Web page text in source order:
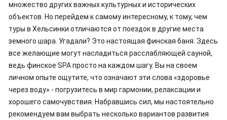
множество других важных культурных и исторических
объектов. Но перейдем к самому интересному, к тому, чем
туры в Хельсинки отличаются от поездок в другие места
земного шара. Угадали? Это настоящая финская баня. Здесь
все желающие могут насладиться расслабляющей сауной,
ведь финское SPA просто на каждом шагу. Вы на своем
личном опыте ощутите, что означают эти слова «здоровье
через воду» - погрузитесь в мир гармонии, релаксации и
хорошего самочувствия. Набравшись сил, мы настоятельно
рекомендуем вам выбрать несколько вариантов развития